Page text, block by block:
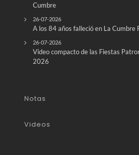
Cumbre
26-07-2026
A los 84 años falleció en La Cumbre
26-07-2026
Video compacto de las Fiestas
2026
Notas
Videos